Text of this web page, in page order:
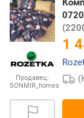
Продавец:
SONMIR_homes
1